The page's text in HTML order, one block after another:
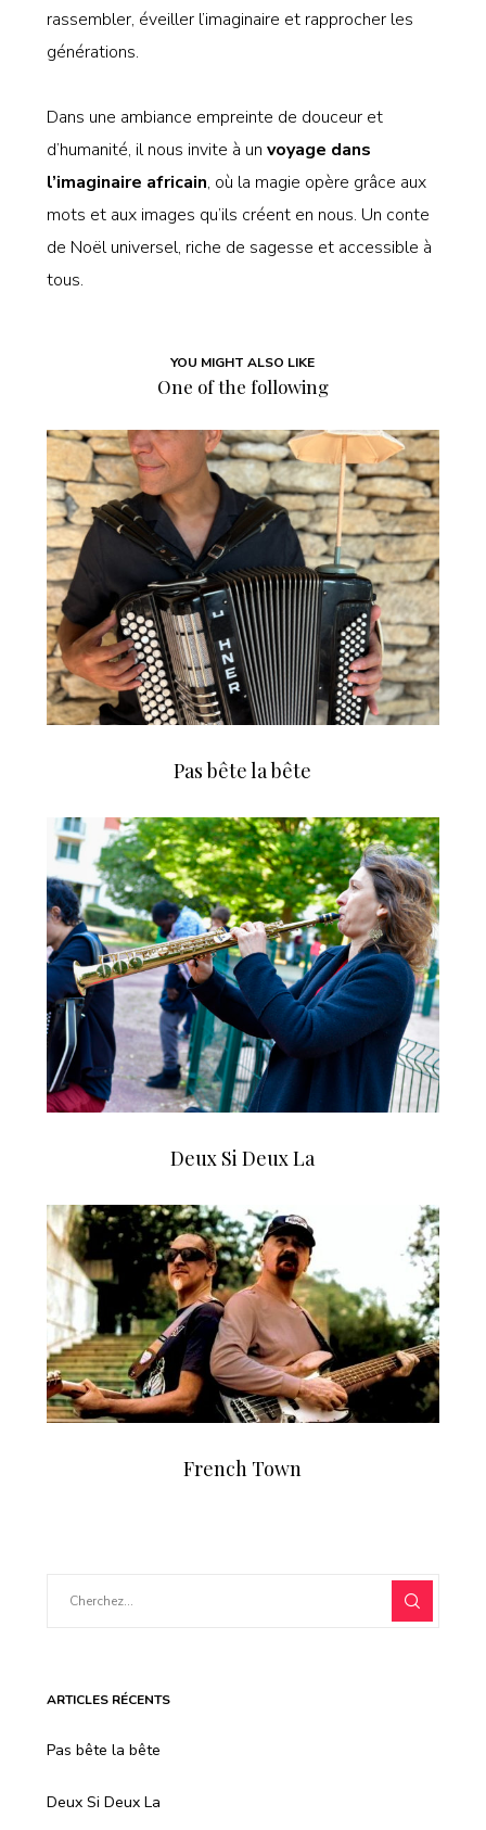
rassembler, éveiller l’imaginaire et rapprocher les
générations.
Dans une ambiance empreinte de douceur et
d’humanité, il nous invite à un voyage dans
l’imaginaire africain, où la magie opère grâce aux
mots et aux images qu’ils créent en nous. Un conte
de Noël universel, riche de sagesse et accessible à
tous.
YOU MIGHT ALSO LIKE
One of the following
Pas bête la bête
Deux Si Deux La
French Town
ARTICLES RÉCENTS
Pas bête la bête
Deux Si Deux La